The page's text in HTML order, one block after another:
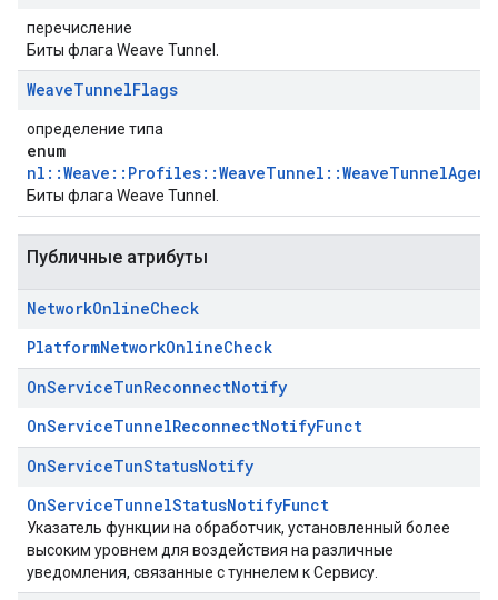
перечисление
Биты флага Weave Tunnel.
WeaveTunnelFlags
определение типа
enum
Биты флага Weave Tunnel.
Публичные атрибуты
NetworkOnlineCheck
PlatformNetworkOnlineCheck
OnServiceTunReconnectNotify
OnServiceTunnelReconnectNotifyFunct
OnServiceTunStatusNotify
OnServiceTunnelStatusNotifyFunct
Указатель функции на обработчик, установленный более
высоким уровнем для воздействия на различные
уведомления, связанные с туннелем к Сервису.